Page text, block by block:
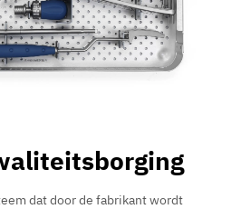
dat door de fabrikant wordt